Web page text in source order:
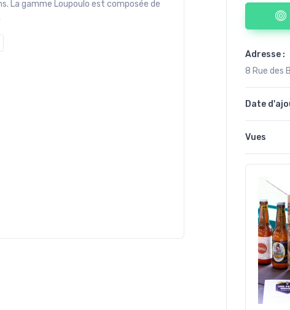
La gamme Loupoulo est composée de
Adresse :
8 Rue des
Date
Vues